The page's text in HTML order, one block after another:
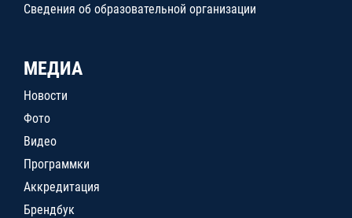
Сведения об образовательной организации
МЕДИА
Новости
Фото
Видео
Программки
Аккредитация
Брендбук